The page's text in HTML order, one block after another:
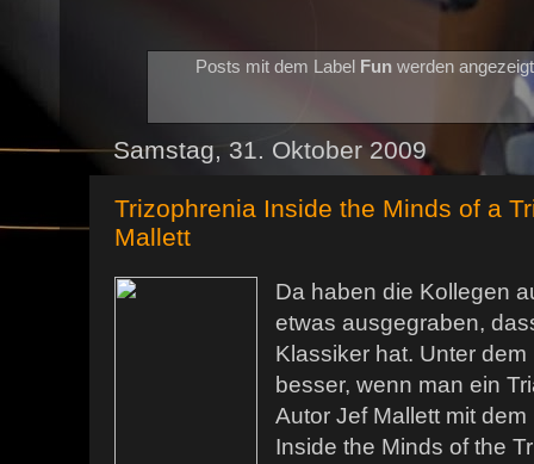
Posts mit dem Label Fun werden
Samstag, 31. Oktober 2009
Trizophrenia Inside the Minds of a
Mallett
Da haben die Kollegen
etwas ausgegraben,
Klassiker hat. Unter
besser, wenn man ein
Autor Jef Mallett mit
Inside the Minds of the